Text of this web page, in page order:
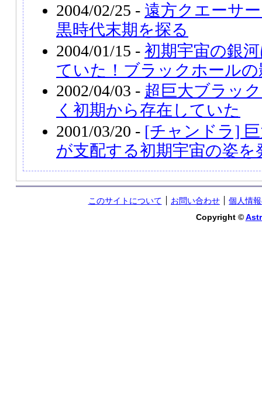
2004/02/25 - 遠方クエーサ
黒時代末期を探る
2004/01/15 - 初期宇宙の銀
ていた！ブラックホール
2002/04/03 - 超巨大ブラッ
く初期から存在していた
2001/03/20 - [チャンドラ]
が支配する初期宇宙の姿を
このサイトについて お問い合わせ
個人情
Copyright ©